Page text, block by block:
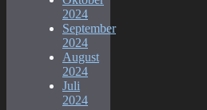
2024
September
2024
August
2024
Juli
2024